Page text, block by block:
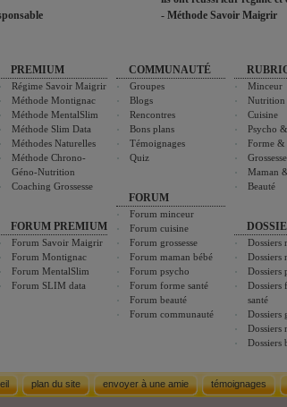
- Méthode Savoir Maigrir
PREMIUM
Régime Savoir Maigrir
Méthode Montignac
Méthode MentalSlim
Méthode Slim Data
Méthodes Naturelles
Méthode Chrono-
Géno-Nutrition
Coaching Grossesse
FORUM PREMIUM
Forum Savoir Maigrir
Forum Montignac
Forum MentalSlim
Forum SLIM data
COMMUNAUTÉ
Groupes
Blogs
Rencontres
Bons plans
Témoignages
Quiz
FORUM
Forum minceur
Forum cuisine
Forum grossesse
Forum maman bébé
Forum psycho
Forum forme santé
Forum beauté
Forum communauté
Minceur
Nutrition
Cuisine
Psycho
Forme &
Grossesse
Maman
Beauté
Dossiers
Dossiers
Dossiers
Dossiers
santé
Dossiers
Dossiers
Dossiers
plan du site envoyer à une amie témoignages